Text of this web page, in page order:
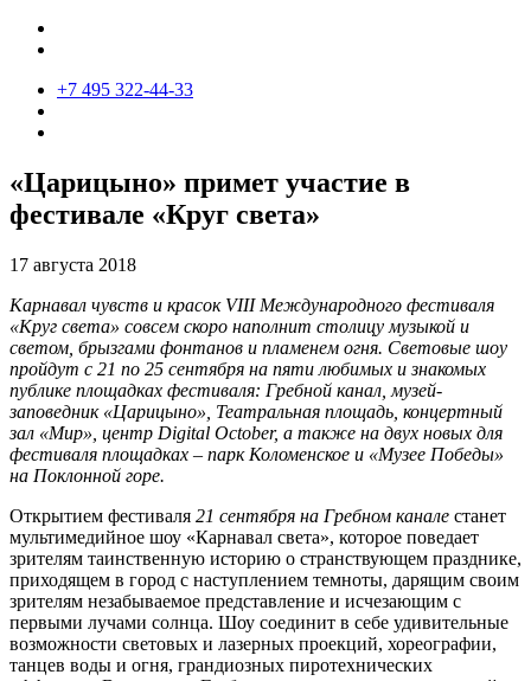
+7 495 322-44-33
«Царицыно» примет участие в
фестивале «Круг света»
17 августа 2018
Карнавал чувств и красок VIII Международного фестиваля
«Круг света» совсем скоро наполнит столицу музыкой и
светом, брызгами фонтанов и пламенем огня. Световые шоу
пройдут с 21 по 25 сентября на пяти любимых и знакомых
публике площадках фестиваля: Гребной канал, музей-
заповедник «Царицыно», Театральная площадь, концертный
зал «Мир», центр Digital October, а также на двух новых для
фестиваля площадках – парк Коломенское и «Музее Победы»
на Поклонной горе.
Открытием фестиваля 21 сентября на Гребном канале станет
мультимедийное шоу «Карнавал света», которое поведает
зрителям таинственную историю о странствующем празднике,
приходящем в город с наступлением темноты, дарящим своим
зрителям незабываемое представление и исчезающим с
первыми лучами солнца. Шоу соединит в себе удивительные
возможности световых и лазерных проекций, хореографии,
танцев воды и огня, грандиозных пиротехнических